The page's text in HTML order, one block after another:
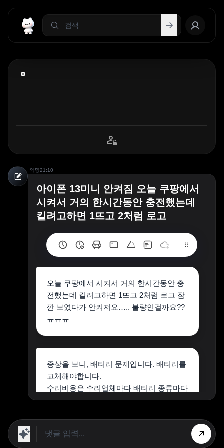
익명21:10
아이폰 13미니 안켜짐 오늘 쿠팡에서
시켜서 거의 한시간동안 충전했는데
킬려고하면 1뜨고 2처럼 로고
오늘 쿠팡에서 시켜서 거의 한시간동안 충
전했는데 킬려고하면 1뜨고 2처럼 로고 잠
깐 보였다가 안켜져요….. 불량인걸까요??
ㅠㅠㅠ
증상을 보니, 배터리 문제입니다. 배터리를
교체해야합니다.
수리비용은 수리업체마다 배터리 종류마다
다르며,
소요.